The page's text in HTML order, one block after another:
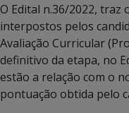
O Edital n.36/2022, traz
interpostos pelos
Avaliação Curricular
definitivo da etapa, no
estão a relação com o
pontuação obtida pelo